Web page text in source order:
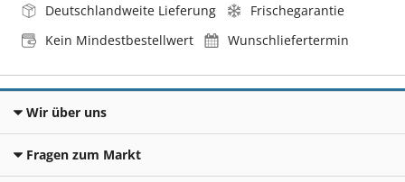
Deutschlandweite Lieferung
Frischegarantie
Kein Mindestbestellwert
Wunschliefertermin
Wir über uns
Fragen zum Markt